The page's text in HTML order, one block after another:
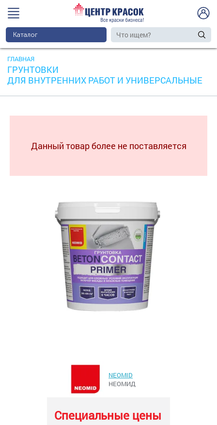
Каталог
ГЛАВНАЯ
ГРУНТОВКИ
ДЛЯ ВНУТРЕННИХ РАБОТ И УНИВЕРСАЛЬНЫЕ
Данный товар более не поставляется
NEOMID
НЕОМИД
Специальные цены